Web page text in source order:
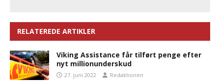
RELATEREDE ARTIKLER
Viking Assistance får tilført penge efter
nyt millionunderskud
27. juni 2022 Redaktionen